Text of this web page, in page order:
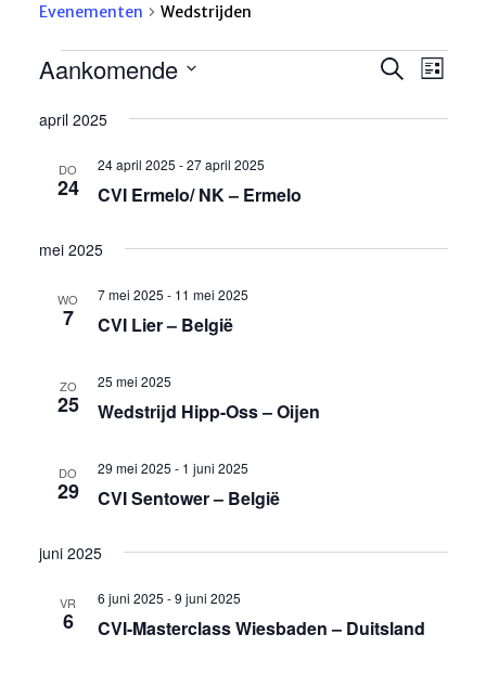
Evenementen Wedstrijden
Evenementen
Zoeken
Zoeken
Lijst
Aankomende
een
april 2025
DO
24 CVI Ermelo/ NK – Ermelo
24 april 2025 -27 april 2025
mei 2025
WO
7 CVI Lier – België
7 mei 2025 - 11 mei 2025
ZO
25 Wedstrijd Hipp-Oss – Oijen
25 mei 2025
DO
29 CVI Sentower – België
29 mei 2025 - 1 juni 2025
juni 2025
VR
6 CVI-Masterclass Wiesbaden – Duitsland
6 juni 2025 -9 juni 2025